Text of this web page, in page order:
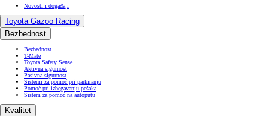
Novosti i događaji
Toyota Gazoo Racing
Bezbednost
Bezbednost
T-Mate
Toyota Safety Sense
Aktivna sigurnost
Pasivna sigurnost
Sistemi za pomoć pri parkiranju
Pomoć pri izbegavanju pešaka
Sistem za pomoć na autoputu
Kvalitet